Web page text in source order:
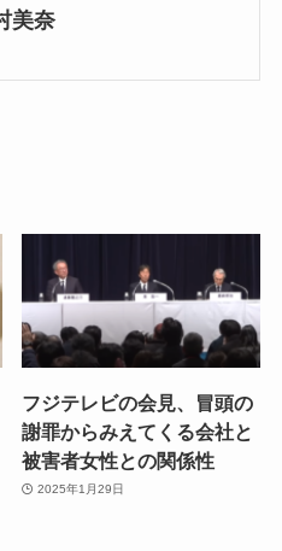
美奈
フジテレビの会見、冒頭の
謝罪からみえてくる会社と
被害者女性との関係性
2025年1月29日